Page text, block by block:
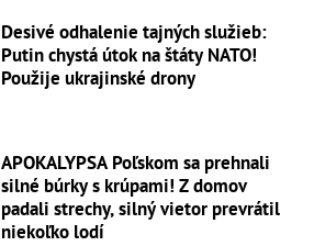
Desivé odhalenie tajných služieb:
Putin chystá útok na štáty NATO!
Použije ukrajinské drony
APOKALYPSA Poľskom sa prehnali
silné búrky s krúpami! Z domov
padali strechy, silný vietor prevrátil
niekoľko lodí